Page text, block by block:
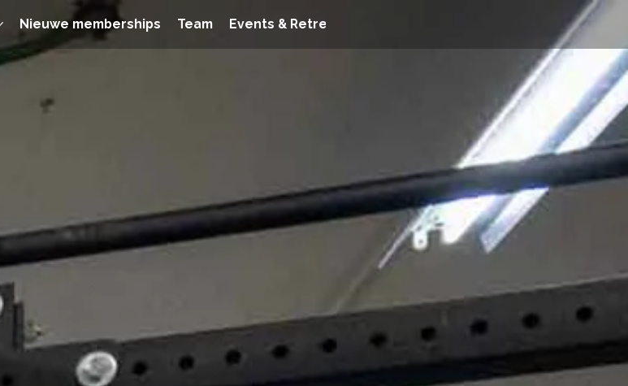
Nieuwe memberships Team Events & Retreats